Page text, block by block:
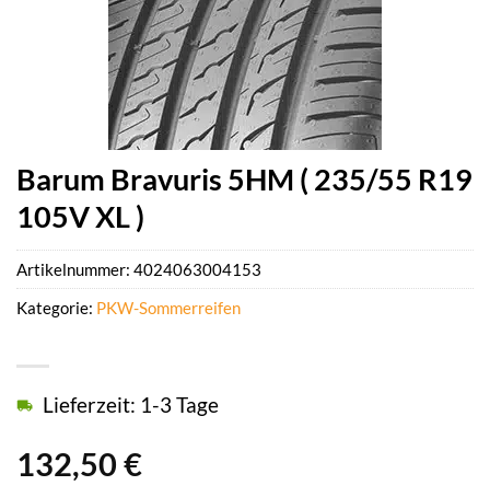
Barum Bravuris 5HM ( 235/55 R19
105V XL )
132,50 €
Lieferzeit: 1-3 Tage
Artikelnummer: 4024063004153
Kategorie: PKW-Sommerreifen